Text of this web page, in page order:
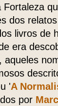
Fortaleza
dos
livros de
era
aqueles
'A
por